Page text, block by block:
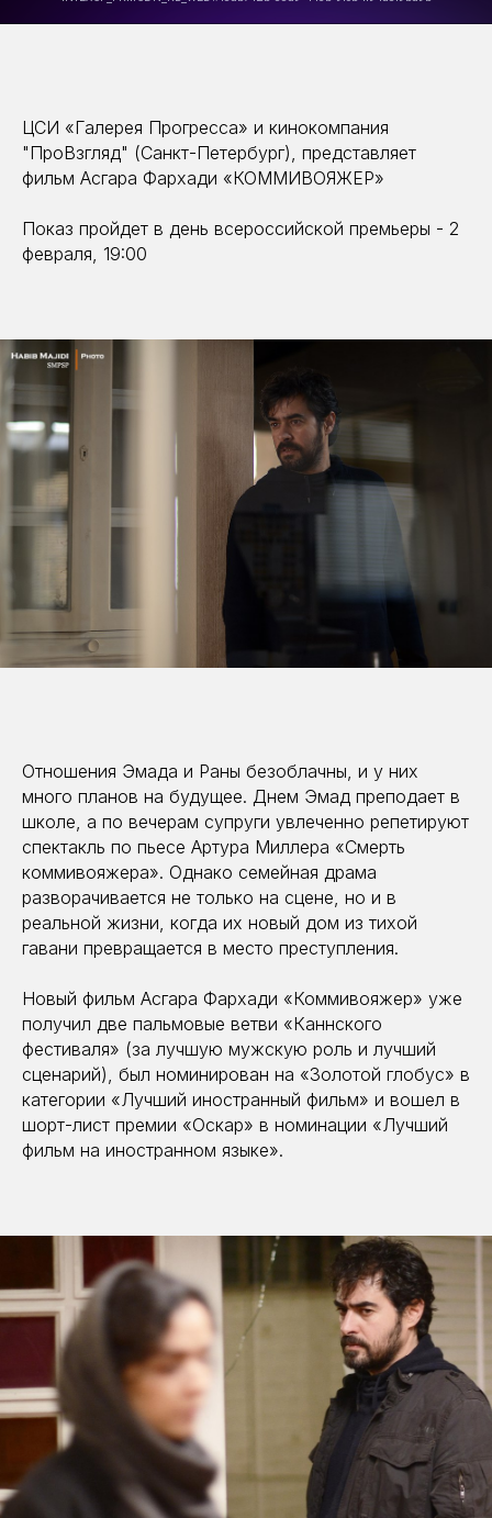
ЦСИ «Галерея Прогресса» и кинокомпания
"ПроВзгляд" (Санкт-Петербург), представляет
фильм Асгара Фархади «КОММИВОЯЖЕР»
Показ пройдет в день всероссийской премьеры - 2
февраля, 19:00
Отношения Эмада и Раны безоблачны, и у них
много планов на будущее. Днем Эмад преподает в
школе, а по вечерам супруги увлеченно репетируют
спектакль по пьесе Артура Миллера «Смерть
коммивояжера». Однако семейная драма
разворачивается не только на сцене, но и в
реальной жизни, когда их новый дом из тихой
гавани превращается в место преступления.
Новый фильм Асгара Фархади «Коммивояжер» уже
получил две пальмовые ветви «Каннского
фестиваля» (за лучшую мужскую роль и лучший
сценарий), был номинирован на «Золотой глобус» в
категории «Лучший иностранный фильм» и вошел в
шорт-лист премии «Оскар» в номинации «Лучший
фильм на иностранном языке».